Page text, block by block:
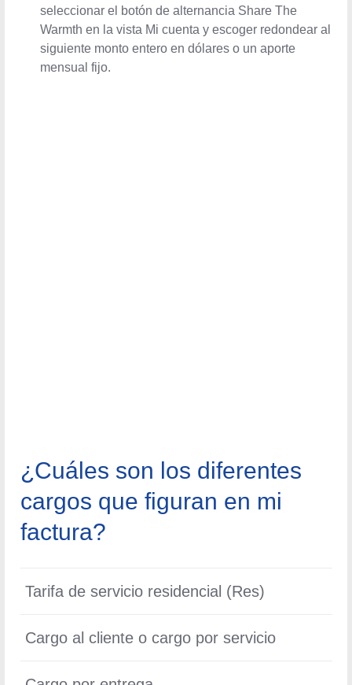
seleccionar el botón de alternancia Share The
Warmth en la vista Mi cuenta y escoger redondear al
siguiente monto entero en dólares o un aporte
mensual fijo.
¿Cuáles son los diferentes
cargos que figuran en mi
factura?
Tarifa de servicio residencial (Res)
residencial incluye una unidad residencial o vivienda
Cargo al cliente o cargo por servicio